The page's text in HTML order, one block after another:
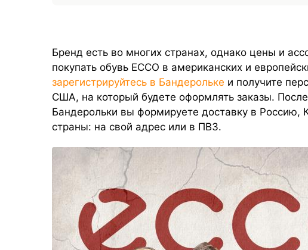
Бренд есть во многих странах, однако цены и
покупать обувь ECCO в американских и
зарегистрируйтесь в Бандерольке и получите
США, на который будете оформлять заказы.
Бандерольки вы формируете доставку в Россию,
страны: на свой адрес или в ПВЗ.